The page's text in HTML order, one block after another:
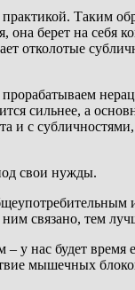
практикой. Таким
берет на себя
отколотые
сильнее, а
и с
свои нужды.
связано, тем
у нас будет время
мышечных